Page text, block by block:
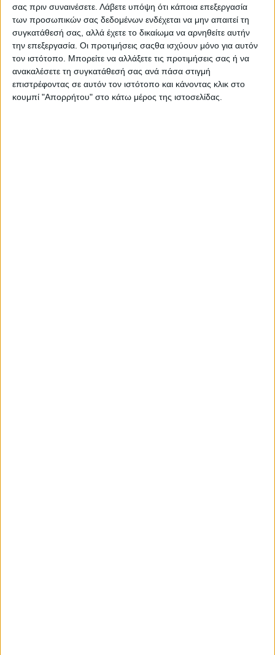
σας πριν συναινέσετε. Λάβετε υπόψη ότι κάποια επεξεργασία
των προσωπικών σας δεδομένων ενδέχεται να μην απαιτεί τη
συγκατάθεσή σας, αλλά έχετε το δικαίωμα να αρνηθείτε αυτήν
την επεξεργασία. Οι προτιμήσεις σαςθα ισχύουν μόνο για αυτόν
τον ιστότοπο. Μπορείτε να αλλάξετε τις προτιμήσεις σας ή να
ανακαλέσετε τη συγκατάθεσή σας ανά πάσα στιγμή
επιστρέφοντας σε αυτόν τον ιστότοπο και κάνοντας κλικ στο
κουμπί "Απορρήτου" στο κάτω μέρος της ιστοσελίδας.
ξανάβρω στους μπαξέδες» (Ηλίας Ανδριόπουλος),
«Η διαθήκη» (Χρήστος Νικολόπουλος), «Μη χτυπάς
σ’ ένα σπίτι κλειστό» (Λουκιανός Κηλαηδόνης) και
«Ατέλειωτη εκδρομή» (Θανάσης Γκαϊφύλλιας).
Ο Μάνος Ελευθερίου έγραψε και εικονογράφησε
παραμύθια για παιδιά και επιμελήθηκε την έκδοση